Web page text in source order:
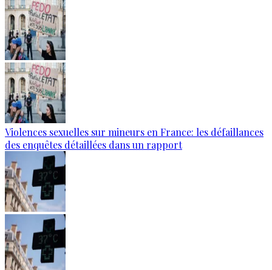
Violences sexuelles sur mineurs en France: les défaillances
des enquêtes détaillées dans un rapport